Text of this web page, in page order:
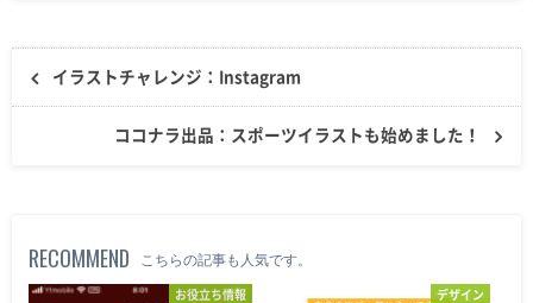
イラストチャレンジ：Instagram
ココナラ出品：スポーツイラストも始めました！
RECOMMEND こちらの記事も人気です。
お役立ち情報 デザイン